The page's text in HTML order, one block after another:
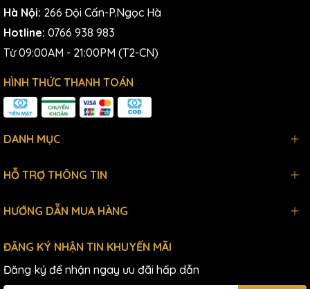
Hà Nội: 266 Đội Cấn-P.Ngọc Hà
Hotline: 0766 938 983
Từ 09:00AM - 21:00PM (T2-CN)
HÌNH THỨC THANH TOÁN
DANH MỤC
HỖ TRỢ THÔNG TIN
HƯỚNG DẪN MUA HÀNG
ĐĂNG KÝ NHẬN TIN KHUYẾN MÃI
Đăng ký để nhận ngay ưu đãi hấp dẫn